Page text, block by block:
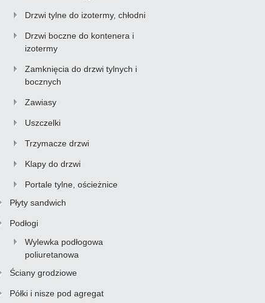
Drzwi tylne do izotermy, chłodni
Drzwi boczne do kontenera i
izotermy
Zamknięcia do drzwi tylnych i
bocznych
Zawiasy
Uszczelki
Trzymacze drzwi
Klapy do drzwi
Portale tylne, ościeżnice
Płyty sandwich
Podłogi
Wylewka podłogowa
poliuretanowa
Ściany grodziowe
Półki i nisze pod agregat